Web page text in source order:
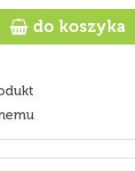
 do koszyka